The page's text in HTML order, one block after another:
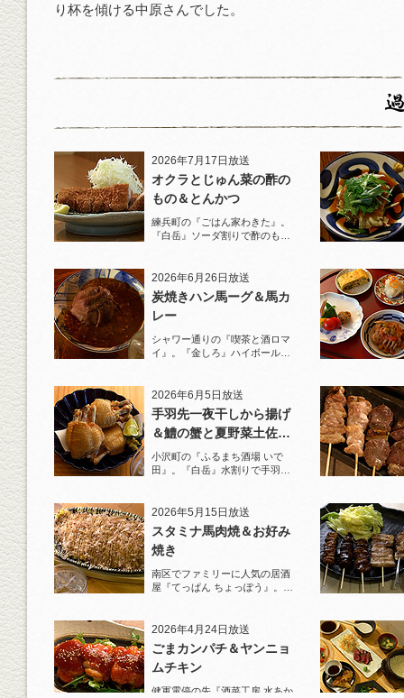
り杯を傾ける中原さんでした。
2026年7月17日放送
オクラとじゅん菜の酢の
もの＆とんかつ
練兵町の『ごはん家わきた』。
『白岳』ソーダ割りで酢のもの
2026年6月26日放送
炭焼きハン馬ーグ＆馬カ
レー
シャワー通りの『喫茶と酒ロマ
イ』。『金しろ』ハイボールで
2026年6月5日放送
手羽先一夜干しから揚げ
＆鱧の蟹と夏野菜土佐酢
ジュレがけ
小沢町の『ふるまち酒場 いで
田』。『白岳』水割りで手羽先
2026年5月15日放送
スタミナ馬肉焼＆お好み
焼き
南区でファミリーに人気の居酒
屋『てっぱん ちょっぽう』。王
2026年4月24日放送
ごまカンパチ＆ヤンニョ
ムチキン
健軍電停の先『酒菜工房 水あか